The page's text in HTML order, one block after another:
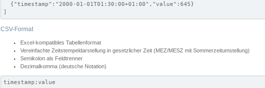
  {"timestamp":"2000-01-01T01:30:00+01:00","value":645}
]
CSV-Format
Excel-kompatibles Tabellenformat
Vereinfachte Zeitstempeldarstellung in gesetzlicher Zeit (MEZ/MESZ mit Sommerzeitumstellung)
Semikolon als Feldtrenner
Dezimalkomma (deutsche Notation)
timestamp;value